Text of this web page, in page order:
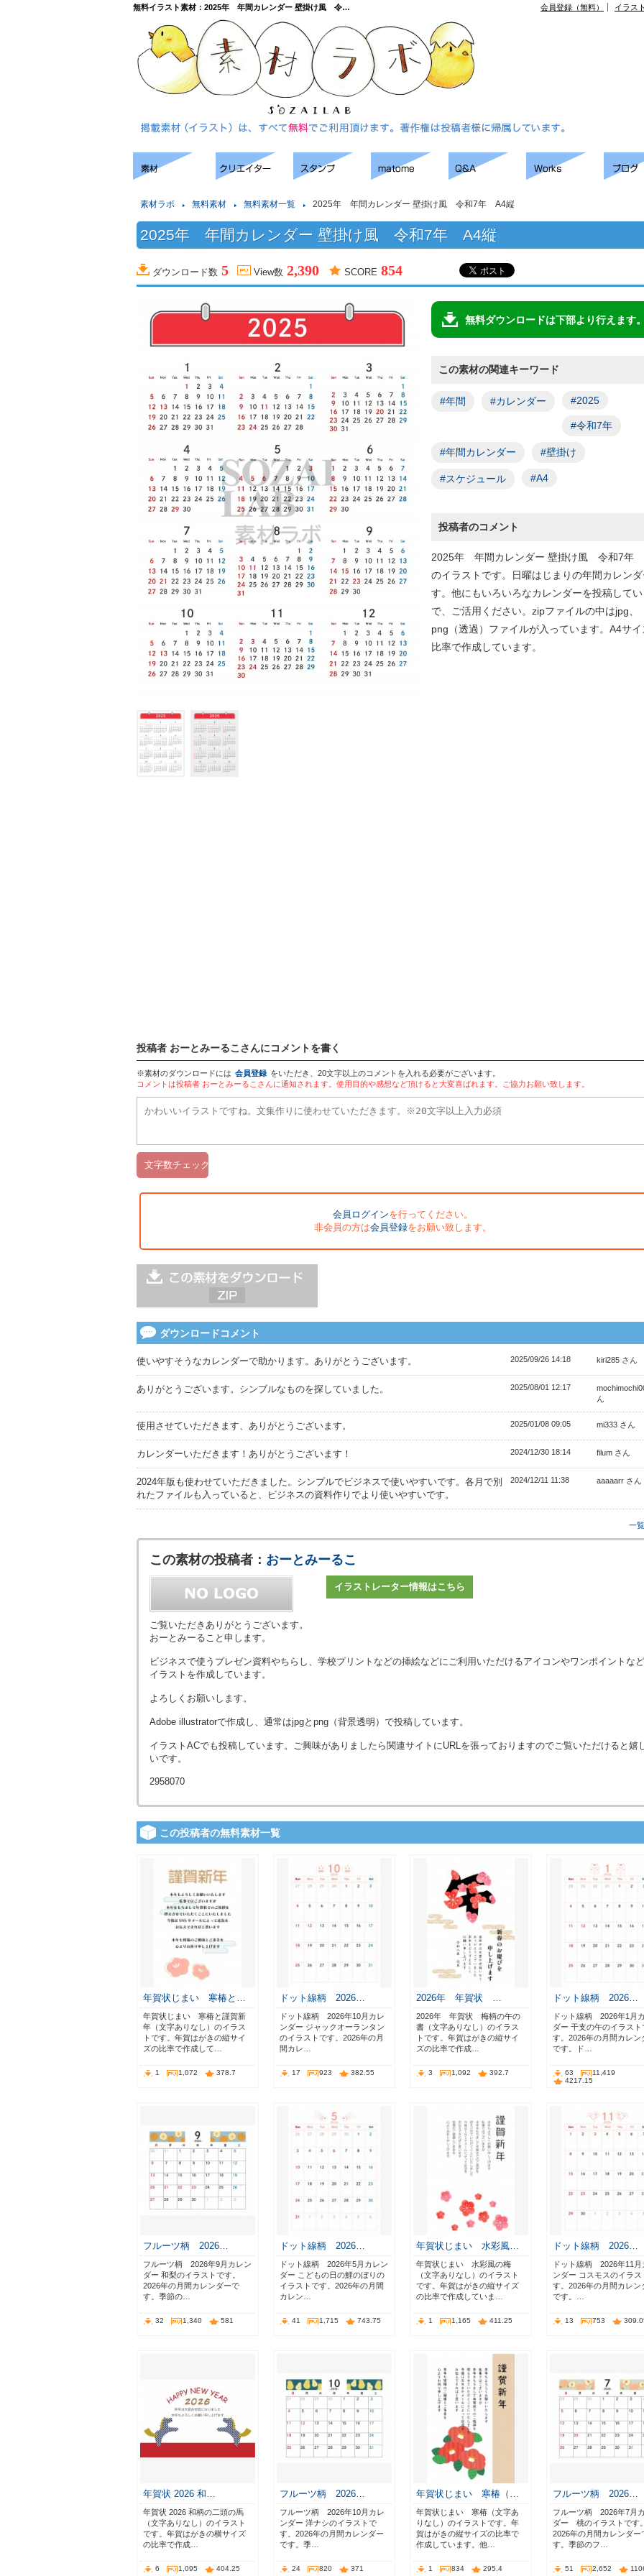
無料イラスト素材：2025年 年間カレンダー 壁掛け風 令… 会員登録（無料） イラス
素材ラボ 無料素材 無料素材一覧 2025年 年間カレンダー 壁掛け風 令和7年 A4縦
2025年 年間カレンダー 壁掛け風 令和7年 A4縦
ダウンロード数 5 View数 2,390 SCORE 854
無料ダウンロードは下部より行えます
この素材の関連キーワード
#年間 #カレンダー #2025
#令和7年
#年間カレンダー #壁掛け
#スケジュール #A4
投稿者のコメント
2025年 年間カレンダー 壁掛け風 令和7年
のイラストです。日曜はじまりの年間カレン
す。他にもいろいろなカレンダーを投稿して
で、ご活用ください。zipファイルの中はjpg、
png（透過）ファイルが入っています。A4サイ
比率で作成しています。
投稿者 おーとみーるこさんにコメントを書く
※素材のダウンロードには 会員登録 をいただき、20文字以上のコメントを入れる必要がございます。
コメントは投稿者 おーとみーるこさんに通知されます。使用目的や感想など頂けると大変喜ばれます。ご協力お願い致します。
会員ログインを行ってください。
非会員の方は会員登録をお願い致します。
ダウンロードコメント
使いやすそうなカレンダーで助かります。ありがとうございます。 2025/09/26 14:18 kiri285 さん
ありがとうございます。シンブルなものを探していました。 2025/08/01 12:17
ん
使用させていただきます、ありがとうございます。 2025/01/08 09:05 mi333 さん
カレンダーいただきます！ありがとうございます！ 2024/12/30 18:14 filum さん
2024年版も使わせていただきました。シンプルでビジネスで使いやすいです。各月で別
れたファイルも入っていると、ビジネスの資料作りでより使いやすいです。
2024/12/11 11:38 aaaaarr さん
一
この素材の投稿者： おーとみーるこ
イラストレーター情報はこちら
ご覧いただきありがとうございます。
おーとみーること申します。
ビジネスで使うプレゼン資料やちらし、学校プリントなどの挿絵などにご利用いただけるアイコンやワンポイントな
イラストを作成しています。
よろしくお願いします。
Adobe illustratorで作成し、通常はjpgとpng（背景透明）で投稿しています。
イラストACでも投稿しています。ご興味がありましたら関連サイトにURLを張っておりますのでご覧いただけると嬉
いです。
2958070
この投稿者の無料素材一覧
年賀状じまい 寒椿と…
年賀状じまい 寒椿と謹賀新
年（文字ありなし）のイラス
トです。年賀はがきの縦サイ
ズの比率で作成して…
1 1,072 378.7
ドット線柄 2026…
ドット線柄 2026年10月カレ
ンダー ジャックオーランタン
のイラストです。2026年の月
間カレ…
17 923 382.55
2026年 年賀状 …
2026年 年賀状 梅柄の午の
書（文字ありなし）のイラス
トです。年賀はがきの縦サイ
ズの比率で作成…
3 1,092 392.7
ドット線柄 2026…
ドット線柄 2026年1月
ダー 干支の午のイラスト
す。2026年の月間カレン
です。ド…
63
11,419
4217.15
フルーツ柄 2026…
フルーツ柄 2026年9月カレン
ダー 和梨のイラストです。
2026年の月間カレンダーで
す。季節の…
32 1,340 581
ドット線柄 2026…
ドット線柄 2026年5月カレン
ダー こどもの日の鯉のぼりの
イラストです。2026年の月間
カレン…
41 1,715 743.75
年賀状じまい 水彩風…
年賀状じまい 水彩風の梅
（文字ありなし）のイラスト
です。年賀はがきの縦サイズ
の比率で作成していま…
1 1,165 411.25
ドット線柄 2026…
ドット線柄 2026年11月
ンダー コスモスのイラス
す。2026年の月間カレン
です。…
13 753
年賀状 2026 和…
年賀状 2026 和柄の二頭の馬
（文字ありなし）のイラスト
です。年賀はがきの横サイズ
の比率で作成…
6 1,095 404.25
フルーツ柄 2026…
フルーツ柄 2026年10月カレ
ンダー 洋ナシのイラストで
す。2026年の月間カレンダー
です。季…
24 820 371
年賀状じまい 寒椿（…
年賀状じまい 寒椿（文字あ
りなし）のイラストです。年
賀はがきの縦サイズの比率で
作成しています。他…
1 834 295.4
フルーツ柄 2026…
フルーツ柄 2026年7月
ダー 桃のイラストです
2026年の月間カレンダー
す。季節のフ…
51 2,652